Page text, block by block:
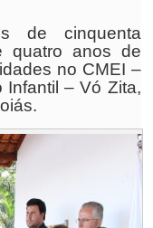
de cinquenta
quatro anos de
no CMEI –
Infantil – Vó Zita,